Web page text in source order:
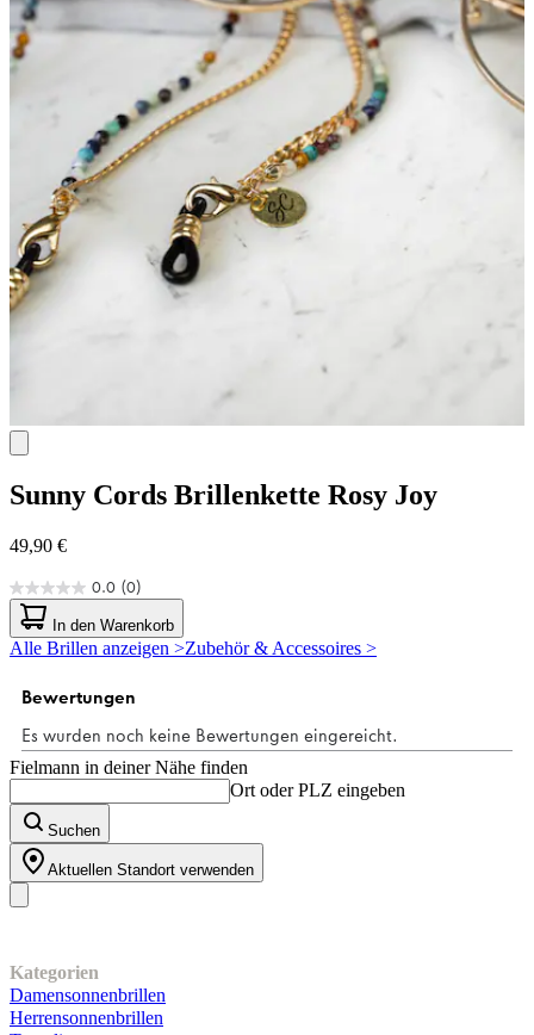
Sunny Cords Brillenkette Rosy Joy
49,90 €
0.0 (0)
0.0
von
5
Sternen.
In den Warenkorb
Alle Brillen anzeigen >Zubehör & Accessoires >
Fielmann in deiner Nähe finden
Ort oder PLZ eingeben
Suchen
Aktuellen Standort verwenden
Kategorien
Damensonnenbrillen
Herrensonnenbrillen